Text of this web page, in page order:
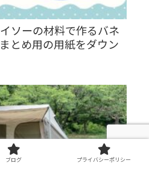
ソーの材料で作るバネ
とめ用の用紙をダウン
ブログ プライバシーポリシー